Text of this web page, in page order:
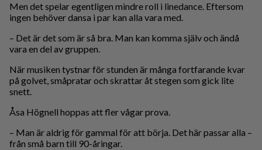
Men det spelar egentligen mindre roll i linedance. Eftersom
ingen behöver dansa i par kan alla vara med.
– Det är det som är så bra. Man kan komma själv och ändå
vara en del av gruppen.
När musiken tystnar för stunden är många fortfarande kvar
på golvet, småpratar och skrattar åt stegen som gick lite
snett.
Åsa Högnell hoppas att fler vågar prova.
– Man är aldrig för gammal för att börja. Det här passar alla –
från små barn till 90-åringar.